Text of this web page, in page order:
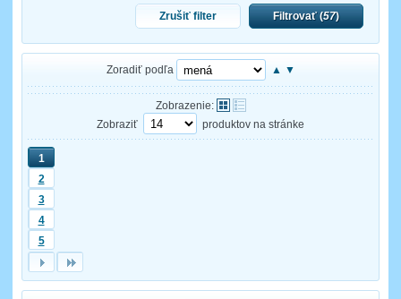
Zrušiť filter Filtrovať (57)
Zoradiť podľa ▲ ▼
Zobrazenie:
Zobraziť
produktov na stránke
1
2
3
4
5